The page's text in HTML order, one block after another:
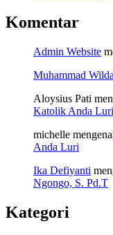
Komentar
Admin Website
Muhammad
Aloysius Pati
Katolik Anda Luri
michelle
Anda Luri
Ika Defiyanti
Ngongo, S. Pd.T
Kategori